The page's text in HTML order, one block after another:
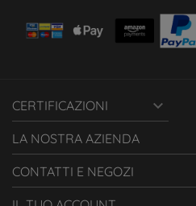
CERTIFICAZIONI 
LA NOSTRA AZIENDA
CONTATTI E NEGOZI